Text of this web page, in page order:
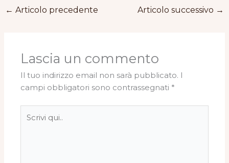
← Articolo precedente Articolo successivo →
Lascia un commento
Il tuo indirizzo email non sarà pubblicato. I
campi obbligatori sono contrassegnati *
qui..